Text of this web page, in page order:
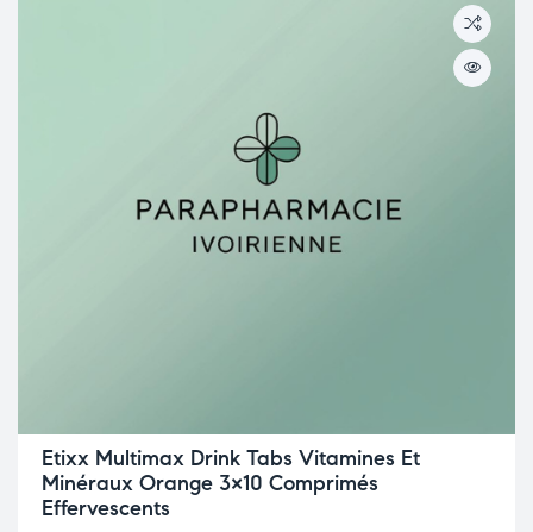
Etixx Multimax Drink Tabs Vitamines Et
Minéraux Orange 3×10 Comprimés
Effervescents